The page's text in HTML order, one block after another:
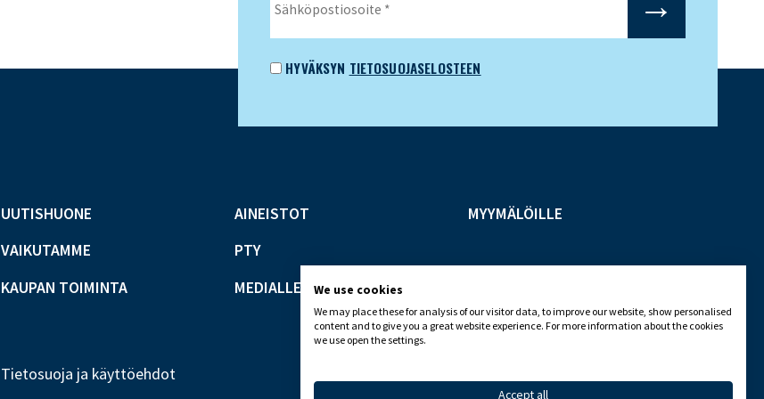
HYVÄKSYN TIETOSUOJASELOSTEEN
UUTISHUONE
VAIKUTAMME
KAUPAN TOIMINTA
AINEISTOT
PTY
MEDIALLE
MYYMÄLÖILLE
Tietosuoja ja käyttöehdot
We use cookies
We may place these for analysis of our visitor data, to improve our website, show personalised
content and to give you a great website experience. For more information about the cookies
we use open the settings.
Accept all